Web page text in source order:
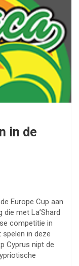
in de
Europe Cup aan
die met La’Shard
competitie in
spelen in deze
Cyprus nipt de